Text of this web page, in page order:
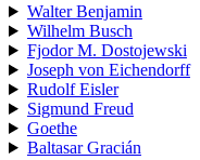
Walter Benjamin
Wilhelm Busch
Fjodor M. Dostojewski
Joseph von Eichendorff
Rudolf Eisler
Sigmund Freud
Goethe
Baltasar Gracián